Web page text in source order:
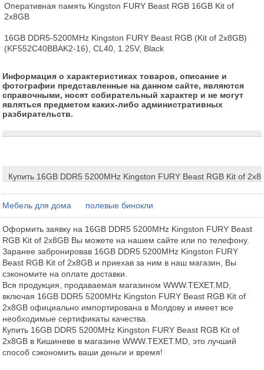
Оперативная память Kingston FURY Beast RGB 16GB Kit of
2x8GB
16GB DDR5-5200MHz Kingston FURY Beast RGB (Kit of 2x8GB)
(KF552C40BBAK2-16), CL40, 1.25V, Black
Информация о характеристиках товаров, описание и
фотографии представленные на данном сайте, являются
справочными, носят собирательный характер и не могут
являться предметом каких-либо административных
разбирательств.
Купить 16GB DDR5 5200MHz Kingston FURY Beast RGB Kit of
Мебель для дома полевые бинокли
Оформить заявку на 16GB DDR5 5200MHz Kingston FURY Beast
RGB Kit of 2x8GB Вы можете на нашем сайте или по телефону.
Заранее забронировав 16GB DDR5 5200MHz Kingston FURY
Beast RGB Kit of 2x8GB и приехав за ним в наш магазин, Вы
сэкономите на оплате доставки.
Вся продукция, продаваемая магазином WWW.TEXET.MD,
включая 16GB DDR5 5200MHz Kingston FURY Beast RGB Kit of
2x8GB официально импортирована в Молдову и имеет все
необходимые сертификаты качества.
Купить 16GB DDR5 5200MHz Kingston FURY Beast RGB Kit of
2x8GB в Кишиневе в магазине WWW.TEXET.MD, это лучший
способ сэкономить ваши деньги и время!